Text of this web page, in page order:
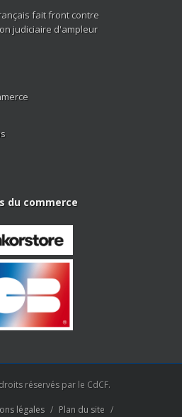
fait front contre
judiciaire d'ampleur
du commerce
réservés par le CdCF.
légales / Plan du site /